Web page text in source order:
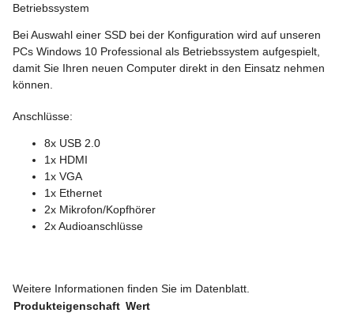
Betriebssystem
Bei Auswahl einer SSD bei der Konfiguration wird auf unseren
PCs Windows 10 Professional als Betriebssystem aufgespielt,
damit Sie Ihren neuen Computer direkt in den Einsatz nehmen
können.
Anschlüsse:
8x USB 2.0
1x HDMI
1x VGA
1x Ethernet
2x Mikrofon/Kopfhörer
2x Audioanschlüsse
Weitere Informationen finden Sie im Datenblatt.
Produkteigenschaft Wert